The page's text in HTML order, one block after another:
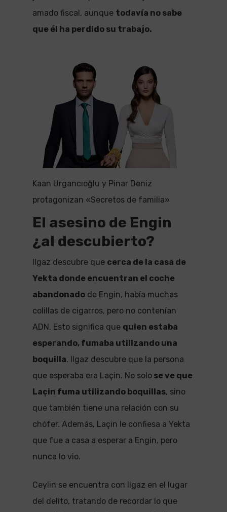
amado fiscal, aunque todavía no sabe
que él ha perdido su trabajo.
Kaan Urgancıoğlu y Pinar Deniz
protagonizan «Secretos de familia»
El asesino de Engin
¿al descubierto?
Ilgaz descubre que cerca de la casa de
Yekta donde encuentran el coche
abandonado de Engin, había muchas
colillas de cigarros, pero no contenían
ADN. Esto significa que quien estaba
esperando, fumaba utilizando una
boquilla. Ilgaz descubre que la persona
que esperaba era Laçin. No solo se ve que
Laçin fuma utilizando boquillas, sino
que también tiene una relación con su
chófer. Además, Laçin le confiesa a Yekta
que fue a casa a esperar a Engin, pero
nunca lo vio.
Ceylin se encuentra con Ilgaz en el lugar
del delito, tratando de recordar lo que